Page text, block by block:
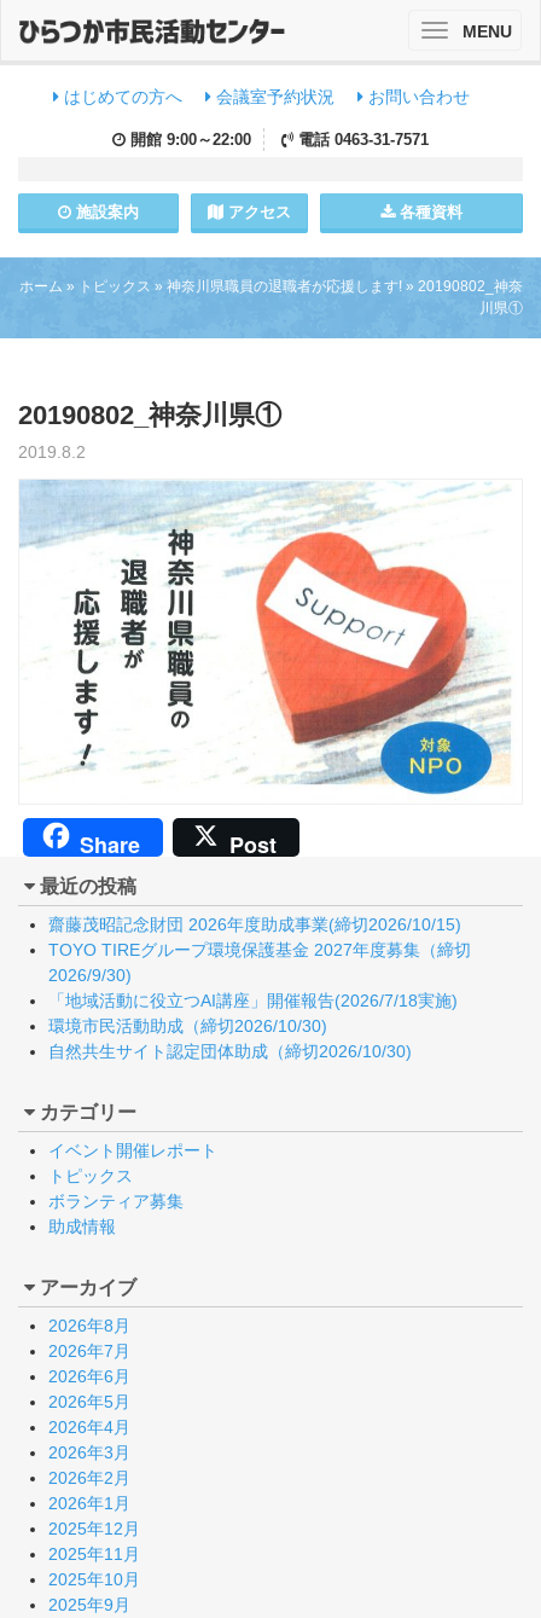
はじめての方へ 会議室予約状況 お問い合わせ
開館 9:00～22:00 電話 0463-31-7571
施設案内 アクセス 各種資料
ToggleMENU
ホーム » トピックス » 神奈川県職員の退職者が応援します! » 20190802_神奈
川県①
20190802_神奈川県①
2019.8.2
Share Post
最近の投稿
齋藤茂昭記念財団 2026年度助成事業(締切2026/10/15)
TOYO TIREグループ環境保護基金 2027年度募集（締切
2026/9/30)
「地域活動に役立つAI講座」開催報告(2026/7/18実施)
環境市民活動助成（締切2026/10/30)
自然共生サイト認定団体助成（締切2026/10/30)
カテゴリー
イベント開催レポート
トピックス
ボランティア募集
助成情報
アーカイブ
2026年8月
2026年7月
2026年6月
2026年5月
2026年4月
2026年3月
2026年2月
2026年1月
2025年12月
2025年11月
2025年10月
2025年9月